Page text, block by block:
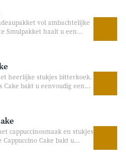
vol ambachtelijke
Smulpakket haalt u een
pannenkoekenmixen,
in huis. Perfect voor
geven, maar ook heerlijk om
heerlijke stukjes bitterkoek.
bakt u eenvoudig een
warme smaak van echte
de koffie, visite of als
cappuccinosmaak en stukjes
Cappuccino Cake bakt u
een volle koffiesmaak en
voor bij de koffie, visite